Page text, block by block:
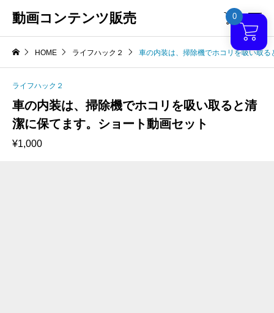
動画コンテンツ販売 
HOME ライフハック２ 車の内装は、掃除機でホコリを吸い取
ライフハック２
車の内装は、掃除機でホコリを吸い取ると清
潔に保てます。ショート動画セット
¥1,000
0